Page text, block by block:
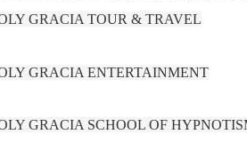
GRACIA TOUR & TRAVEL
GRACIA ENTERTAINMENT
GRACIA SCHOOL OF